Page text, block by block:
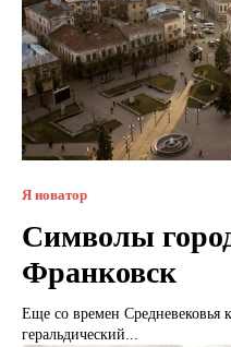
Я новатор
Символы
Франковск
Еще со времен Средневековья
геральдический...